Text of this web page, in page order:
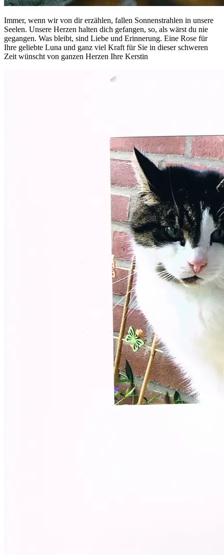
Immer, wenn wir von dir erzählen, fallen Sonnenstrahlen in unsere
Seelen. Unsere Herzen halten dich gefangen, so, als wärst du nie
gegangen. Was bleibt, sind Liebe und Erinnerung. Eine Rose für
Ihre geliebte Luna und ganz viel Kraft für Sie in dieser schweren
Zeit wünscht von ganzen Herzen Ihre Kerstin